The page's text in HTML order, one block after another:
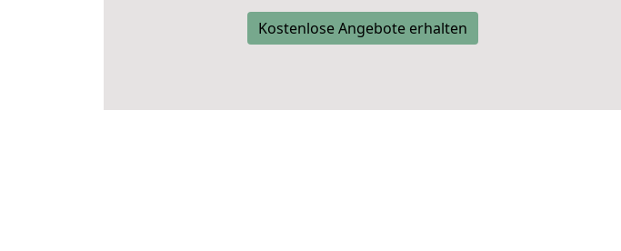
Kostenlose Angebote erhalten